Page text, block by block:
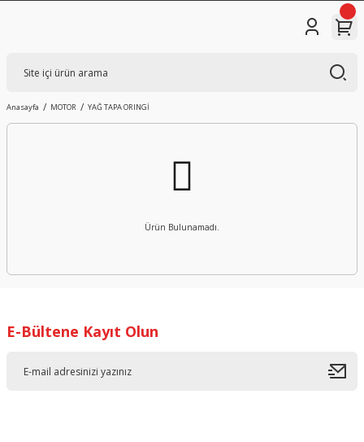
Anasayfa MOTOR YAĞ TAPA ORINGİ
Ürün Bulunamadı.
E-Bültene Kayıt Olun